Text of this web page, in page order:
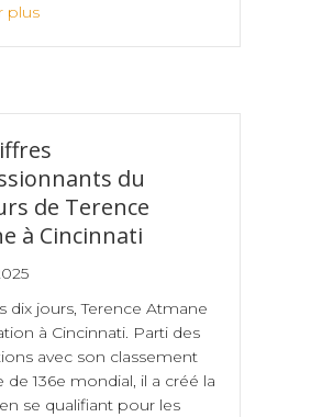
plus
du
de Terence
à Cincinnati
jours, Terence Atmane
à Cincinnati. Parti des
avec son classement
136e mondial, il a créé la
se qualifiant pour les